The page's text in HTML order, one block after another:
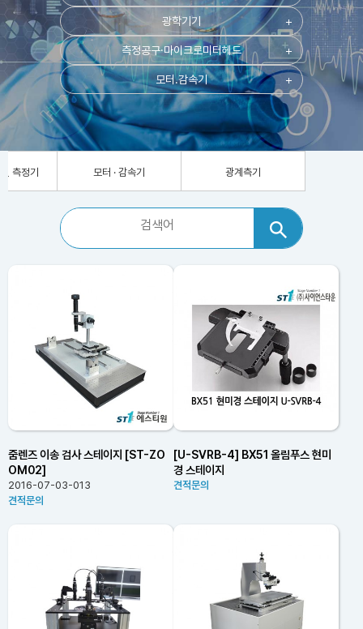
광학기기 add
측정공구·마이크로미터헤드 add
모터.감속기 add
측정기 모터 · 감속기 광계측기
줌렌즈 이송 검사 스테이지 [ST-ZO
OM02]
2016-07-03-013
견적문의
[U-SVRB-4] BX51 올림푸스 현미
경 스테이지
견적문의